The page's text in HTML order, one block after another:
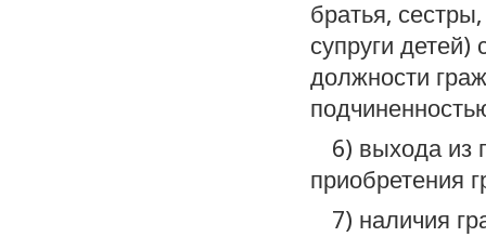
братья,
супруги
должности
6) выхода из
приобретения
7) наличия